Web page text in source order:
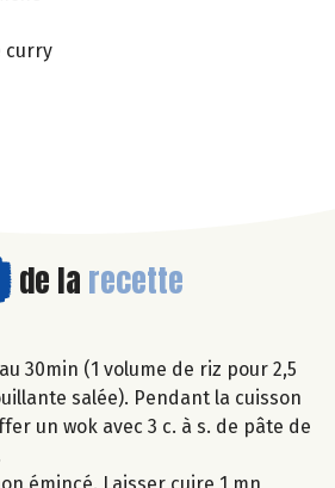
curry
de la recette
30min (1 volume de riz pour 2,5
salée). Pendant la cuisson
un wok avec 3 c. à s. de pâte de